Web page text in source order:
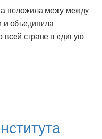
положила межу между
объединила
всей стране в единую